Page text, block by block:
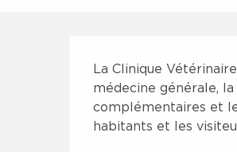
Description
La Clinique
médecine générale,
complémentaires et
habitants et les